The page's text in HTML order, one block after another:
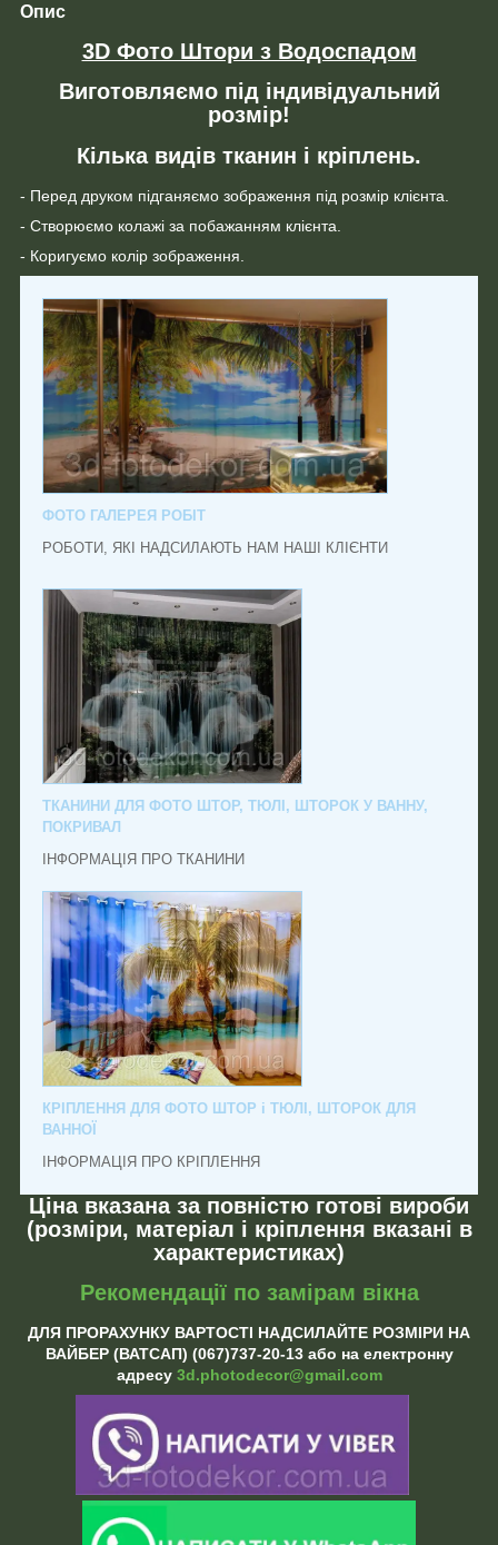
Опис
3D Фото Штори з Водоспадом
Виготовляємо під індивідуальний
розмір!
Кілька видів тканин і кріплень.
- Перед друком підганяємо зображення під розмір клієнта.
- Створюємо колажі за побажанням клієнта.
- Коригуємо колір зображення.
ФОТО ГАЛЕРЕЯ РОБІТ
РОБОТИ, ЯКІ НАДСИЛАЮТЬ НАМ НАШІ КЛІЄНТИ
ТКАНИНИ ДЛЯ ФОТО ШТОР, ТЮЛІ, ШТОРОК У ВАННУ,
ПОКРИВАЛ
ІНФОРМАЦІЯ ПРО ТКАНИНИ
КРІПЛЕННЯ ДЛЯ ФОТО ШТОР і ТЮЛІ, ШТОРОК ДЛЯ
ВАННОЇ
ІНФОРМАЦІЯ ПРО КРІПЛЕННЯ
Ціна вказана за повністю готові вироби
(розміри, матеріал і кріплення вказані в
характеристиках)
Рекомендації по замірам вікна
ДЛЯ ПРОРАХУНКУ ВАРТОСТІ НАДСИЛАЙТЕ РОЗМІРИ НА
ВАЙБЕР (ВАТСАП) (067)737-20-13 або на електронну
адресу 3d.photodecor@gmail.com